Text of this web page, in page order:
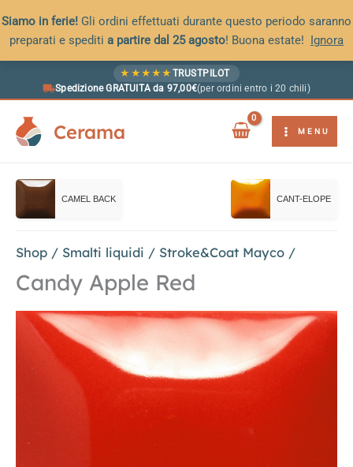
Siamo in ferie! Gli ordini effettuati durante questo periodo saranno
preparati e spediti a partire dal 25 agosto! Buona estate! Ignora
★ ★ ★ ★ ★ TRUSTPILOT
Spedizione GRATUITA da 97,00€(per ordini entro i 20 chili)
Cerama MENU
CAMEL BACK CANT-ELOPE
Shop / Smalti liquidi / Stroke&Coat Mayco /
Candy Apple Red